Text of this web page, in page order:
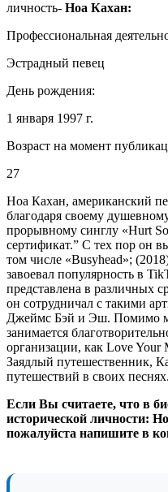
личность- Ноа Кахан:
Профессиональная
Эстрадный певец
День рождения:
1 января 1997 г.
Возраст на момент
27
Ноа Кахан, американский
благодаря своему
прорывному синглу «Hurt
сертификат.” С тех пор он
том числе «Busyhead»;
завоевал популярность в
представлена ​​в различных
он сотрудничал с такими
Джеймс Бэй и Эш. Помимо
занимается
организации, как Love Your
Заядлый путешественник,
путешествий в своих песнях.
Если Вы считаете, что в
исторической личности:
пожалуйста напишите в